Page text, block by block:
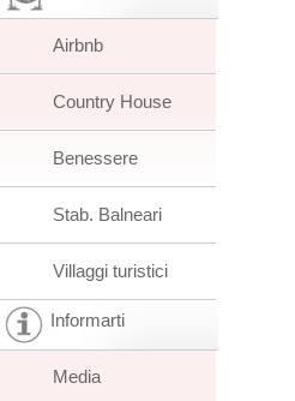
Airbnb
Country House
Benessere
Stab. Balneari
Villaggi turistici
Informarti
Media